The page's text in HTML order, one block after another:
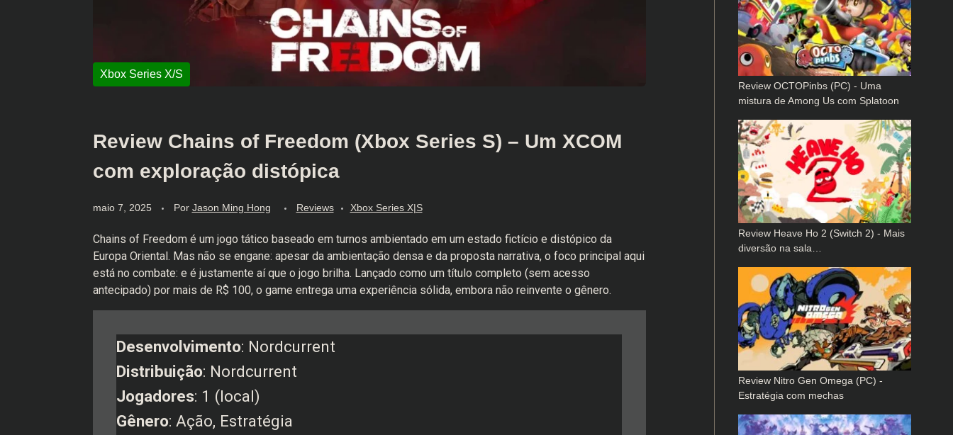
Review Chains of Freedom (Xbox Series S) – Um XCOM
com exploração distópica
maio 7, 2025 Por Jason Ming Hong Reviews Xbox Series X|S
Chains of Freedom é um jogo tático baseado em turnos ambientado em um estado fictício e distópico da
Europa Oriental. Mas não se engane: apesar da ambientação densa e da proposta narrativa, o foco principal aqui
está no combate: e é justamente aí que o jogo brilha. Lançado como um título completo (sem acesso
antecipado) por mais de R$ 100, o game entrega uma experiência sólida, embora não reinvente o gênero.
Desenvolvimento: Nordcurrent
Distribuição: Nordcurrent
Jogadores: 1 (local)
Gênero: Ação, Estratégia
Review OCTOPinbs (PC) - Uma
mistura de Among Us com Splatoon
Review Heave Ho 2 (Switch 2) - Mais
diversão na sala…
Review Nitro Gen Omega (PC) -
Estratégia com mechas